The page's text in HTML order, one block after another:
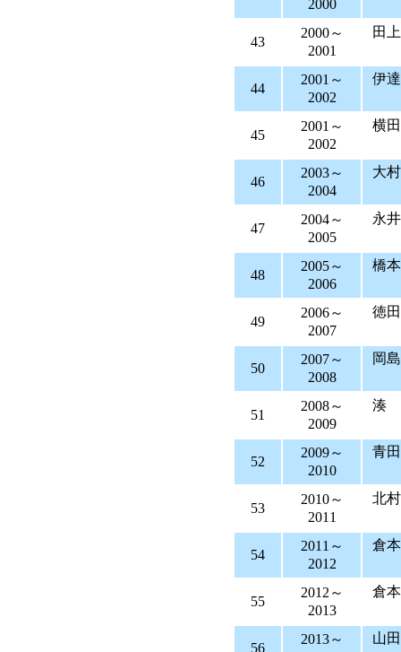
2000
43
2000～
2001
田
44
2001～
2002
伊
45
2001～
2002
横
46
2003～
2004
大
47
2004～
2005
永
48
2005～
2006
橋
49
2006～
2007
徳
50
2007～
2008
岡
51
2008～
2009
52
2009～
2010
青
53
2010～
2011
北
54
2011～
2012
55
2012～
2013
56
2013～